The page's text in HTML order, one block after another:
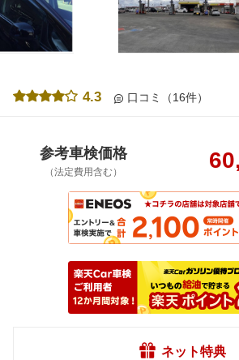
4.3 口コミ（16件）
参考車検価格
（法定費用含む）
ネット特典